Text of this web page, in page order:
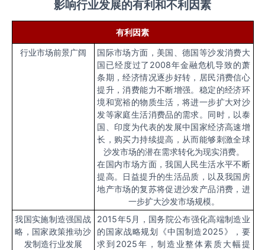
影响行业发展的有利和不利因素
有利因素
行业市场前景广阔
国际市场方面，美国、德国等沙发消费大
国已经度过了 2008年金融危机导致的萧
条期，经济情况逐步好转，居民消费信心
提升，消费能力不断增强。稳定的经济环
境和宽裕的物质生活，将进一步扩大对沙
发等家庭生活消费品的需求。同时，以泰
国、印度为代表的发展中国家经济高速增
长，购买力持续提高，从而能够刺激全球
沙发市场的潜在需求转化为现实消费。
在国内市场方面，我国人民生活水平不断
提高。日益提升的生活品质，以及我国房
地产市场的复苏将促进沙发产品消费，进
一步扩大沙发市场规模。
我国实施制造强国战
略，国家政策推动沙
发制造行业发展
2015年5 月，国务院公布强化高端制造业
的国家战略规划《中国制造2025》，要
求到 2025年，制造业整体素质大幅提